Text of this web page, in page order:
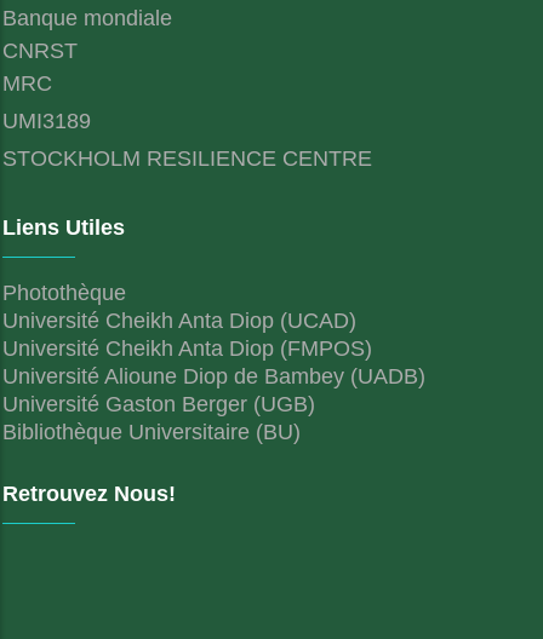
Banque mondiale
CNRST
MRC
UMI3189
STOCKHOLM RESILIENCE CENTRE
Liens Utiles
Photothèque
Université Cheikh Anta Diop (UCAD)
Université Cheikh Anta Diop (FMPOS)
Université Alioune Diop de Bambey (UADB)
Université Gaston Berger (UGB)
Bibliothèque Universitaire (BU)
Retrouvez Nous!